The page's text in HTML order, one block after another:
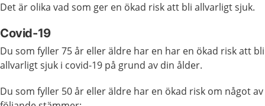
Det är olika vad som ger en ökad risk att bli allvarligt sjuk.
Covid-19
Du som fyller 75 år eller äldre har en har en ökad risk att bli
allvarligt sjuk i covid-19 på grund av din ålder.
Du som fyller 50 år eller äldre har en ökad risk om något av